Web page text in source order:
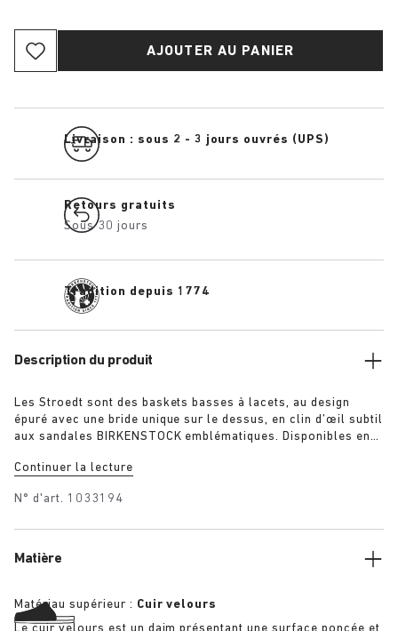
AJOUTER AU PANIER
Livraison : sous 2 - 3 jours ouvrés (UPS)
Retours gratuits
Sous 30 jours
Tradition depuis 1774
Description du produit
Les Stroedt sont des baskets basses à lacets, au design
épuré avec une bride unique sur le dessus, en clin d’œil subtil
aux sandales BIRKENSTOCK emblématiques. Disponibles en
style minimaliste raffiné.
Continuer la lecture
N° d'art. 1033194
Matière
Matériau supérieur : Cuir velours